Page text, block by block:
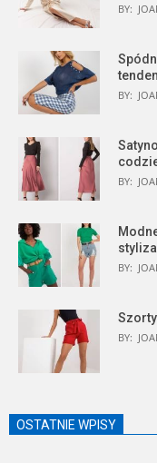
BY:
BY:
BY:
BY:
BY:
OSTATNIE WPISY